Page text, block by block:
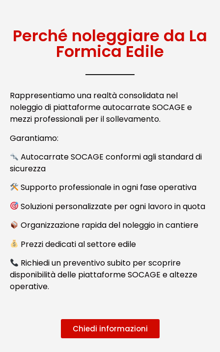
Perché noleggiare da La
Formica Edile
Rappresentiamo una realtà consolidata nel
noleggio di piattaforme autocarrate SOCAGE e
mezzi professionali per il sollevamento.
Garantiamo:
Autocarrate SOCAGE conformi agli standard di
sicurezza
Supporto professionale in ogni fase operativa
Soluzioni personalizzate per ogni lavoro in quota
Organizzazione rapida del noleggio in cantiere
Prezzi dedicati al settore edile
Richiedi un preventivo subito per scoprire
disponibilità delle piattaforme SOCAGE e altezze
operative.
Chiedi informazioni